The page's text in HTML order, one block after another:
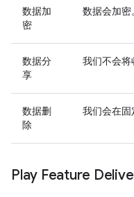
数据加
密
数据会加密。
数据分
享
我们不会将
数据删
除
我们会在固
Play Feature